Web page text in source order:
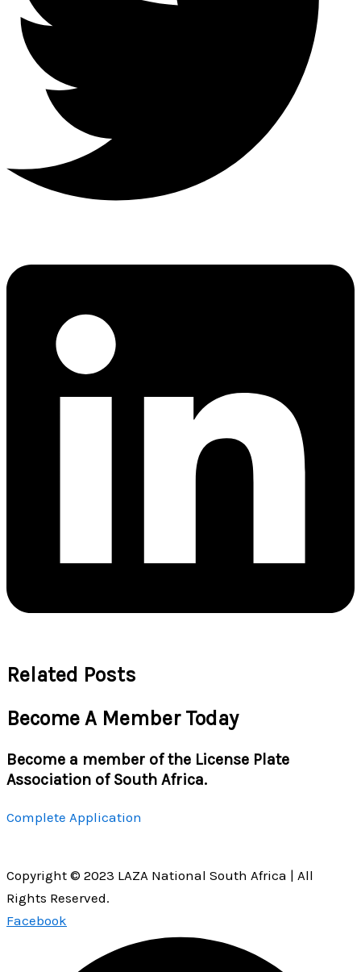
Related Posts
Become A Member Today
Become a member of the License Plate
Association of South Africa.
Complete Application
Copyright © 2023 LAZA National South Africa | All
Rights Reserved.
Facebook